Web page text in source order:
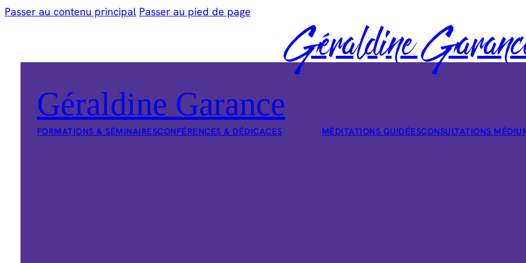
Passer au contenu principal Passer au pied de page
Géraldine
Géraldine Garance
FORMATIONS & SÉMINAIRESCONFÉRENCES & DÉDICACES MÉDITATIONS GUIDÉESCONSULTATIONS